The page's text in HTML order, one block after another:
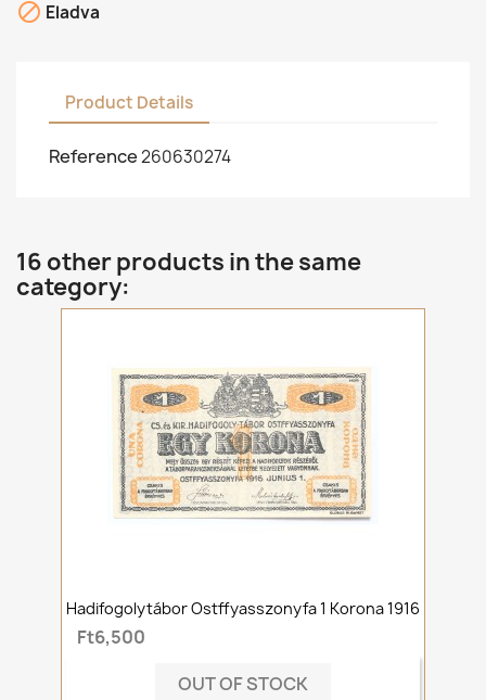
 Eladva
Product Details
Reference260630274
16 other products in the same
category:
Hadifogolytábor Ostffyasszonyfa 1 Korona 1916
Ft6,500
OUT OF STOCK